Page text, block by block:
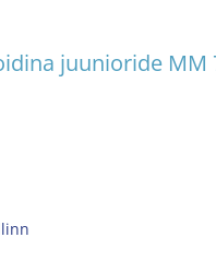
juunioride MM